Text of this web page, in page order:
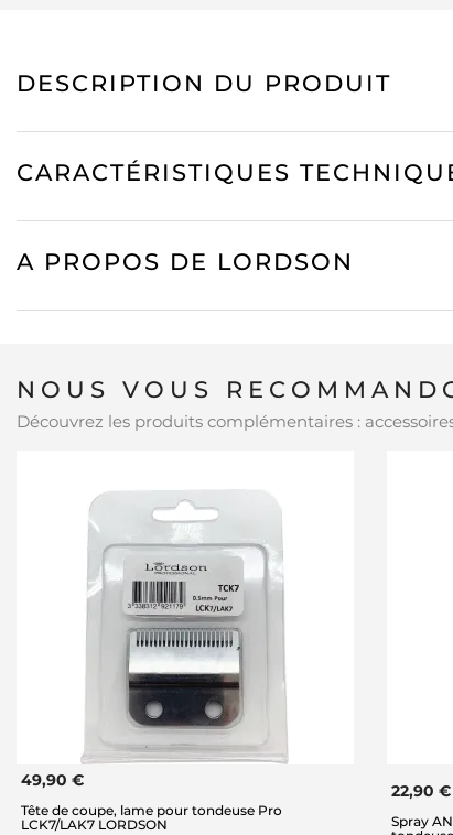
DESCRIPTION DU PRODUIT
CARACTÉRISTIQUES
A PROPOS DE LORDSON
NOUS VOUS
Découvrez les produits complémentaires :
49,90 €
Tête de coupe, lame pour tondeuse Pro
LCK7/LAK7 LORDSON
22,90 €
Spray